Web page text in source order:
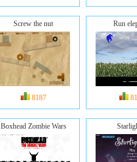
Screw the nut
8187
Run
Boxhead Zombie Wars